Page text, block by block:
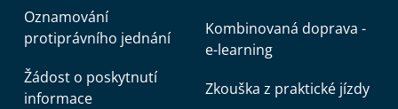
Oznamování
protiprávního jednání
Žádost o poskytnutí
informace
Kombinovaná doprava -
e-learning
Zkouška z praktické jízdy